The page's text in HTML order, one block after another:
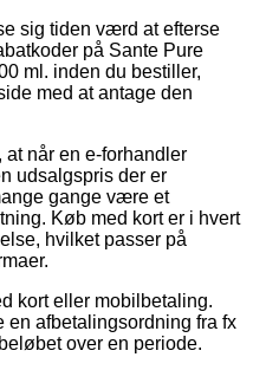
sig tiden værd at efterse
på Sante Pure
ml. inden du bestiller,
med at antage den
når en e-forhandler
udsalgspris der er
gange være et
Køb med kort er i hvert
hvilket passer på
kort eller mobilbetaling.
en afbetalingsordning fra fx
over en periode.